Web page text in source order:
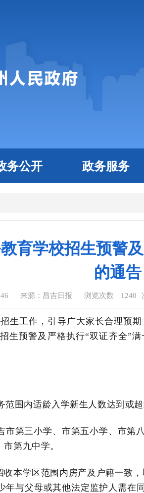
务公开 政务服务
育学校招生预警
的通告
来源：昌吉日报 浏览次数 1240
生工作，引导广大家长合理预
生预警及严格执行“双证齐全”
范围内适龄入学新生人数达到或
市第三小学、 市第五小学、 市第
第九中学。
收本学区范围内房产及户籍一致
年与父母或其他法定监护人需